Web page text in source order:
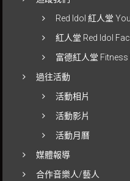
Red Idol 紅人堂
紅人堂 Red Idol
富德紅人堂
過往活動
活動相片
活動影片
活動月曆
媒體報導
合作音樂人/藝人